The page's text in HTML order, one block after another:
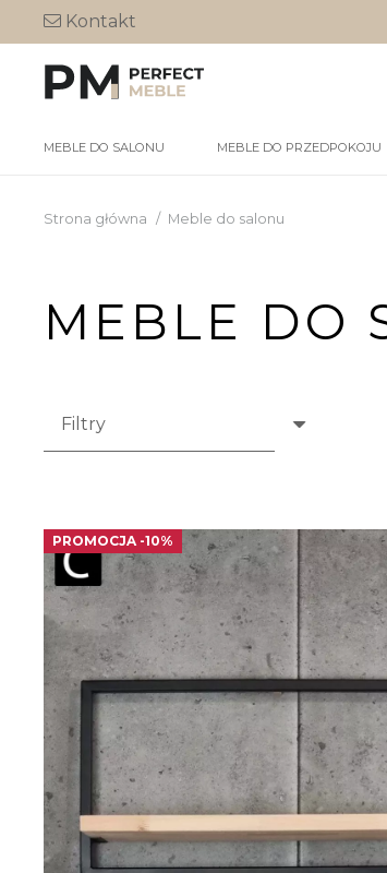
Kontakt
MEBLE DO SALONU MEBLE DO PRZEDPOKOJU
Strona główna / Meble do salonu
MEBLE DO
PROMOCJA -10%